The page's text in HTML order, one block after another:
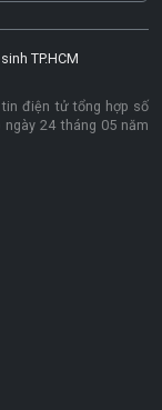
TP.HCM
tin điện tử tổng hợp số
ngày 24 tháng 05 năm